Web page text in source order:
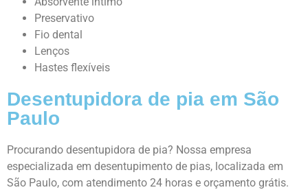
Preservativo
Fio dental
Lenços
Hastes flexíveis
Desentupidora de pia em São
Paulo
Procurando desentupidora de pia? Nossa empresa
especializada em desentupimento de pias, localizada em
São Paulo, com atendimento 24 horas e orçamento grátis.